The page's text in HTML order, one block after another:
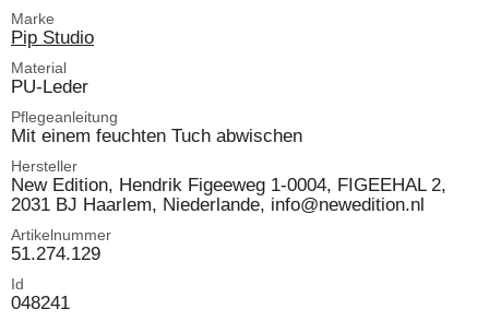
Marke
Pip Studio
Material
PU-Leder
Pflegeanleitung
Mit einem feuchten Tuch abwischen
Hersteller
New Edition, Hendrik Figeeweg 1-0004, FIGEEHAL 2,
2031 BJ Haarlem, Niederlande, info@newedition.nl
Artikelnummer
51.274.129
Id
048241